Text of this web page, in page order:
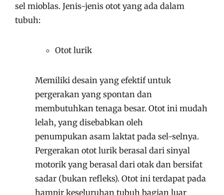
sel mioblas. Jenis-jenis otot yang ada dalam
tubuh:
Otot lurik
Memiliki desain yang efektif untuk
pergerakan yang spontan dan
membutuhkan tenaga besar. Otot ini mudah
lelah, yang disebabkan oleh
penumpukan asam laktat pada sel-selnya.
Pergerakan otot lurik berasal dari sinyal
motorik yang berasal dari otak dan bersifat
sadar (bukan refleks). Otot ini terdapat pada
hampir keseluruhan tubuh bagian luar